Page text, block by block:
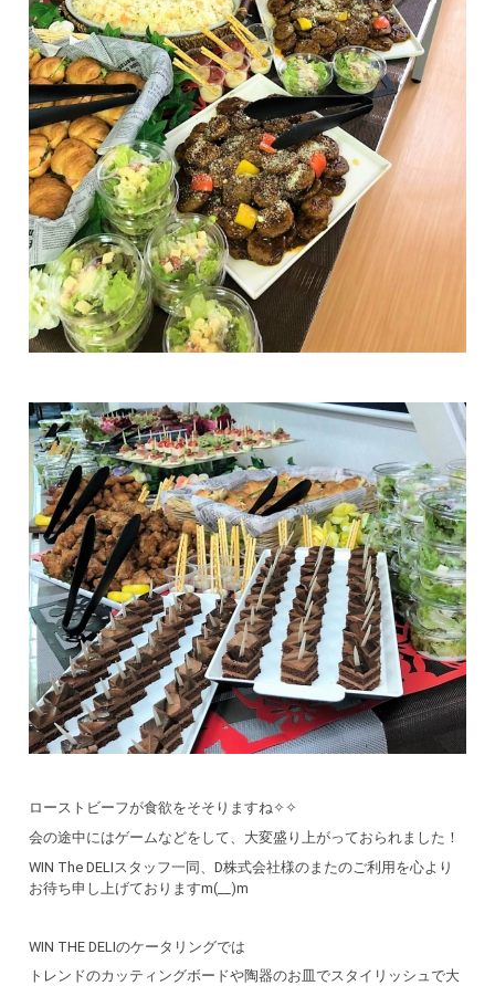
ローストビーフが食欲をそそりますね✧✧
会の途中にはゲームなどをして、大変盛り上がっておられました！
WIN The DELIスタッフ一同、D株式会社様のまたのご利用を心より
お待ち申し上げておりますm(__)m
WIN THE DELIのケータリングでは
トレンドのカッティングボードや陶器のお皿でスタイリッシュで大